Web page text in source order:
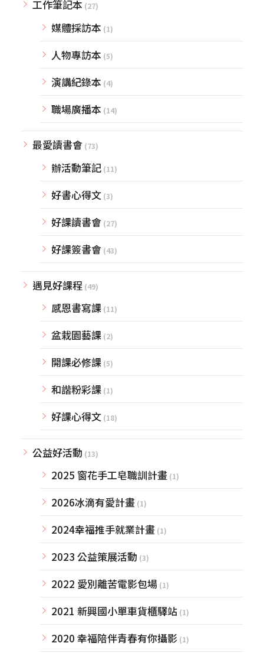
工作筆記本 (27)
媒體採訪本 (1)
人物專訪本 (5)
演講紀錄本 (4)
職場廣播本 (14)
最愛讀書會 (73)
辦活動筆記 (11)
好書心得文 (3)
好課讀書會 (27)
好課簽書會 (43)
遇見好課程 (49)
感恩書寫課 (11)
盆栽園藝課 (2)
開課必修課 (5)
和諧粉彩課 (1)
好課心得文 (18)
公益好活動 (13)
2025 窗花手工皂職訓計畫 (1)
2026冰滴有愛計畫 (1)
2024幸福推手就業計畫 (1)
2023 公益策展活動 (3)
2022 愛別離苦電影包場 (1)
2021 新興國小單車貨櫃驛站 (1)
2020 幸福陪伴青春有你攝影 (1)